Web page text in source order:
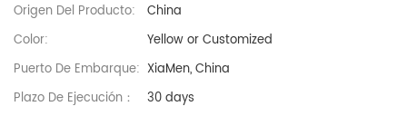
Origen Del Producto:
China
Color:
Yellow or Customized
Puerto De Embarque: XiaMen, China
Plazo De Ejecución：
30 days